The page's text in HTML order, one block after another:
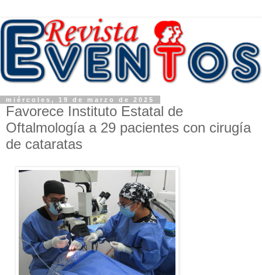
miércoles, 19 de marzo de 2025
Favorece Instituto Estatal de
Oftalmología a 29 pacientes con cirugía
de cataratas